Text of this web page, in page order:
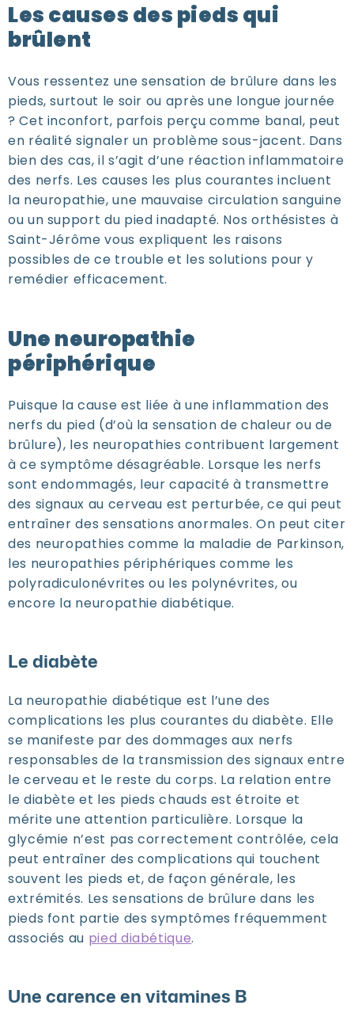
Les causes des pieds qui
brûlent
Vous ressentez une sensation de brûlure dans les
pieds, surtout le soir ou après une longue journée
? Cet inconfort, parfois perçu comme banal, peut
en réalité signaler un problème sous-jacent. Dans
bien des cas, il s’agit d’une réaction inflammatoire
des nerfs. Les causes les plus courantes incluent
la neuropathie, une mauvaise circulation sanguine
ou un support du pied inadapté. Nos orthésistes à
Saint-Jérôme vous expliquent les raisons
possibles de ce trouble et les solutions pour y
remédier efficacement.
Une neuropathie
périphérique
Puisque la cause est liée à une inflammation des
nerfs du pied (d’où la sensation de chaleur ou de
brûlure), les neuropathies contribuent largement
à ce symptôme désagréable. Lorsque les nerfs
sont endommagés, leur capacité à transmettre
des signaux au cerveau est perturbée, ce qui peut
entraîner des sensations anormales. On peut citer
des neuropathies comme la maladie de Parkinson,
les neuropathies périphériques comme les
polyradiculonévrites ou les polynévrites, ou
encore la neuropathie diabétique.
Le diabète
La neuropathie diabétique est l’une des
complications les plus courantes du diabète. Elle
se manifeste par des dommages aux nerfs
responsables de la transmission des signaux entre
le cerveau et le reste du corps. La relation entre
le diabète et les pieds chauds est étroite et
mérite une attention particulière. Lorsque la
glycémie n’est pas correctement contrôlée, cela
peut entraîner des complications qui touchent
souvent les pieds et, de façon générale, les
extrémités. Les sensations de brûlure dans les
pieds font partie des symptômes fréquemment
associés au pied diabétique.
Une carence en vitamines B